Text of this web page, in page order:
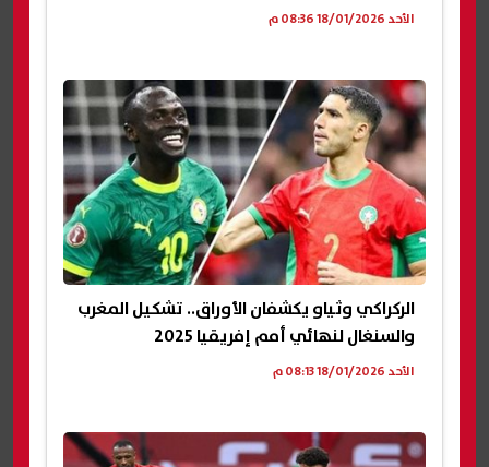
الأحد 18/01/2026 08:36 م
الركراكي وثياو يكشفان الأوراق.. تشكيل المغرب
والسنغال لنهائي أمم إفريقيا 2025
الأحد 18/01/2026 08:13 م